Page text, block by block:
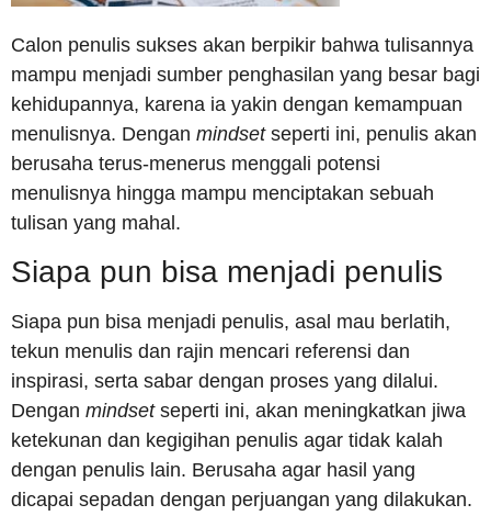
Calon penulis sukses akan berpikir bahwa tulisannya
mampu menjadi sumber penghasilan yang besar bagi
kehidupannya, karena ia yakin dengan kemampuan
menulisnya. Dengan mindsetseperti ini, penulis akan
berusaha terus-menerus menggali potensi
menulisnya hingga mampu menciptakan sebuah
tulisan yang mahal.
Siapa pun bisa menjadi penulis
Siapa pun bisa menjadi penulis, asal mau berlatih,
tekun menulis dan rajin mencari referensi dan
inspirasi, serta sabar dengan proses yang dilalui.
Dengan mindsetseperti ini, akan meningkatkan jiwa
ketekunan dan kegigihan penulis agar tidak kalah
dengan penulis lain. Berusaha agar hasil yang
dicapai sepadan dengan perjuangan yang dilakukan.